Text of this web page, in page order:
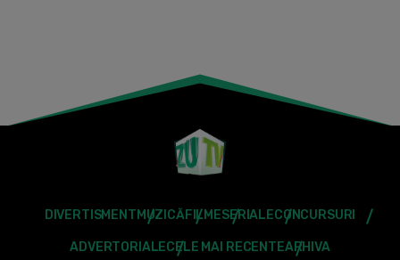
DIVERTISMENTMUZICĂFILMESERIALECONCURSURI
ADVERTORIALECELE MAI RECENTEARHIVA